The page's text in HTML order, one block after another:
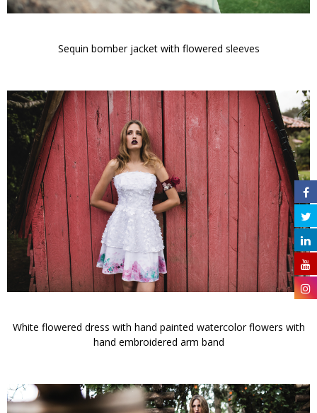
Sequin bomber jacket with flowered sleeves
White flowered dress with hand painted watercolor flowers with
hand embroidered arm band